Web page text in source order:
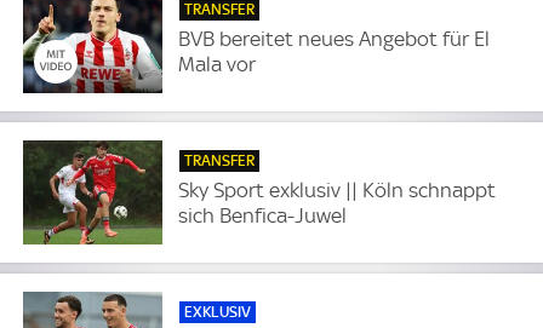
TRANSFER
BVB bereitet neues Angebot für El
Mala vor
TRANSFER
Sky Sport exklusiv || Köln schnappt
sich Benfica-Juwel
EXKLUSIV